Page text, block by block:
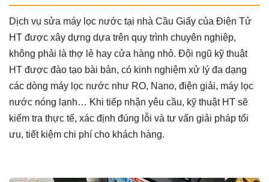
Dịch vụ sửa máy lọc nước tại nhà Cầu Giấy của Điện Tử
HT được xây dựng dựa trên quy trình chuyên nghiệp,
không phải là thợ lẻ hay cửa hàng nhỏ. Đội ngũ kỹ thuật
HT được đào tạo bài bản, có kinh nghiệm xử lý đa dạng
các dòng máy lọc nước như RO, Nano, điện giải, máy lọc
nước nóng lạnh… Khi tiếp nhận yêu cầu, kỹ thuật HT sẽ
kiểm tra thực tế, xác định đúng lỗi và tư vấn giải pháp tối
ưu, tiết kiệm chi phí cho khách hàng.